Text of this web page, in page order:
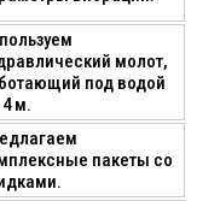
молот,
под водой
м.
пакеты со